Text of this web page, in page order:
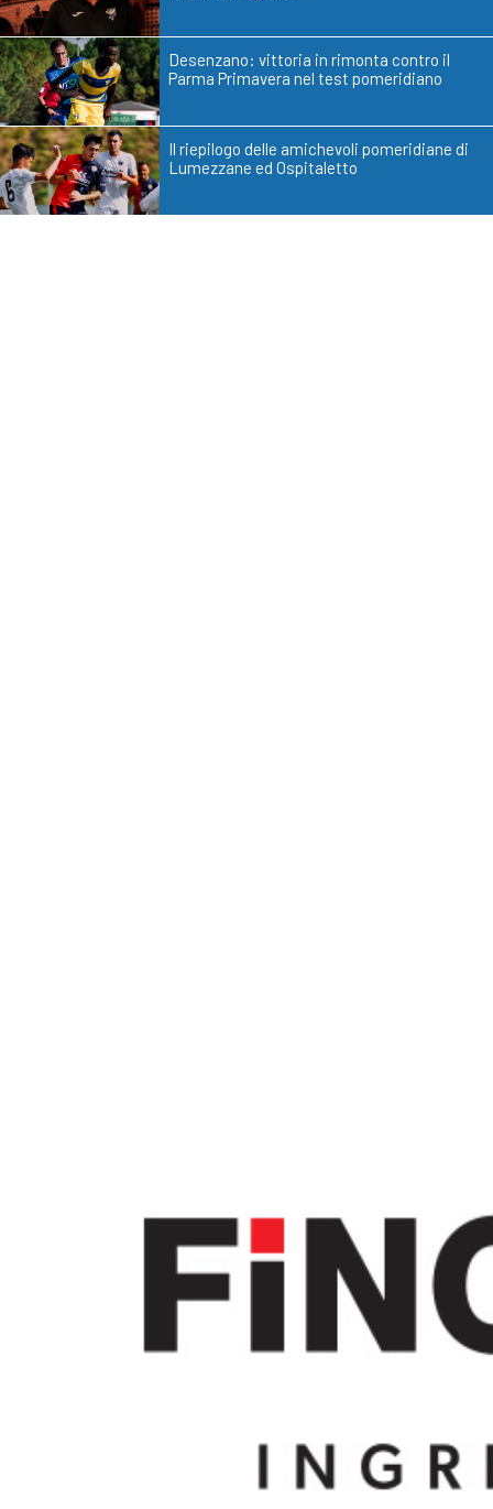
Desenzano: vittoria in rimonta contro il
Parma Primavera nel test pomeridiano
Il riepilogo delle amichevoli pomeridiane di
Lumezzane ed Ospitaletto